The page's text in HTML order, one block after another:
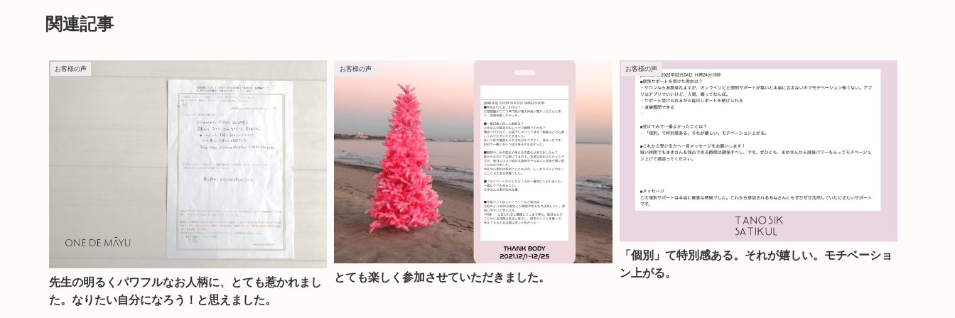
関連記事
お客様の声
先生の明るくパワフルなお人柄に、とても惹かれまし
た。なりたい自分になろう！と思えました。
お客様の声
とても楽しく参加させていただきました。
お客様の声
「個別」て特別感ある。それが嬉しい。モチベーショ
ン上がる。